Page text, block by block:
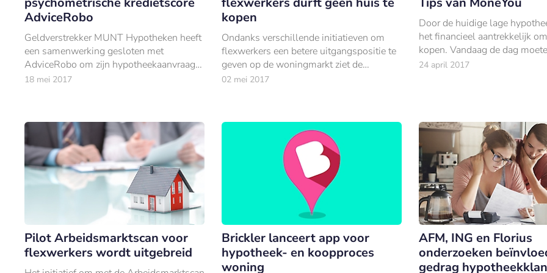
AdviceRobo
Geldverstrekker MUNT Hypotheken heeft
een samenwerking gesloten met
AdviceRobo om zijn hypotheekaanvraag-
en acceptatieproces te versnellen.
18 mei 2017
kopen
Ondanks verschillende initiatieven om
flexwerkers een betere uitgangspositie te
geven op de woningmarkt ziet de
flexwerker nog altijd weinig
02 mei 2017
Door de huidige lage
het financieel aantrekkelijk
kopen. Vandaag de dag
huizenkopers steeds vaker
24 april 2017
Pilot Arbeidsmarktscan voor
flexwerkers wordt uitgebreid
Brickler lanceert app voor
hypotheek- en koopproces
woning
AFM, ING en Florius
onderzoeken
gedrag